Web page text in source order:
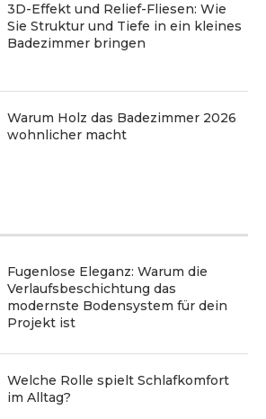
3D-Effekt und Relief-Fliesen: Wie
Sie Struktur und Tiefe in ein kleines
Badezimmer bringen
Warum Holz das Badezimmer 2026
wohnlicher macht
Fugenlose Eleganz: Warum die
Verlaufsbeschichtung das
modernste Bodensystem für dein
Projekt ist
Welche Rolle spielt Schlafkomfort
im Alltag?